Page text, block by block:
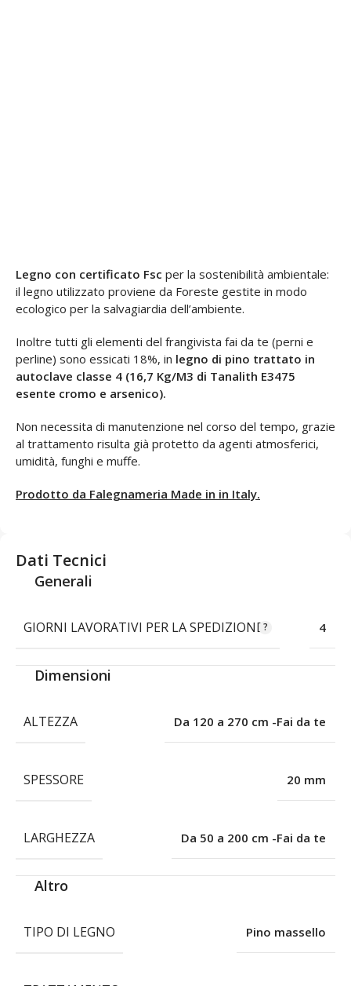
Legno con certificato Fsc per la sostenibilità ambientale:
il legno utilizzato proviene da Foreste gestite in modo
ecologico per la salvagiardia dell’ambiente.
Inoltre tutti gli elementi del frangivista fai da te (perni e
perline) sono essicati 18%, in legno di pino trattato in
autoclave classe 4 (16,7 Kg/M3 di Tanalith E3475
esente cromo e arsenico).
Non necessita di manutenzione nel corso del tempo, grazie
al trattamento risulta già protetto da agenti atmosferici,
umidità, funghi e muffe.
Prodotto da Falegnameria Made in in Italy.
Dati Tecnici
Generali
GIORNI LAVORATIVI PER LA SPEDIZIONE 4
Dimensioni
ALTEZZA Da 120 a 270 cm -Fai da te
SPESSORE 20 mm
LARGHEZZA Da 50 a 200 cm -Fai da te
Altro
TIPO DI LEGNO Pino massello